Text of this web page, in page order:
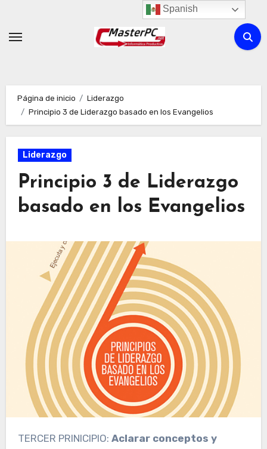
contenido
Página de inicio
Liderazgo
Principio 3 de Liderazgo basado en los Evangelios
Liderazgo
Principio 3 de Liderazgo
basado en los Evangelios
TERCER PRINICIPIO: Aclarar conceptos y
Spanish